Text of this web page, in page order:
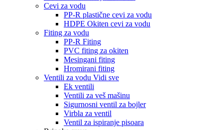
Cevi za vodu
PP-R plastične cevi za vodu
HDPE Okiten cevi za vodu
Fiting za vodu
PP-R Fiting
PVC fiting za okiten
Mesingani fiting
Hromirani fiting
Ventili za vodu Vidi sve
Ek ventili
Ventili za veš mašinu
Sigurnosni ventil za bojler
Virbla za ventil
Ventil za ispiranje pisoara